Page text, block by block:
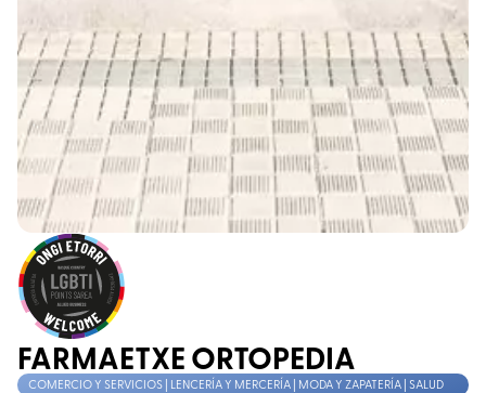
FARMAETXE ORTOPEDIA
COMERCIO Y SERVICIOS | LENCERÍA Y MERCERÍA | MODA Y ZAPATERÍA | SALUD